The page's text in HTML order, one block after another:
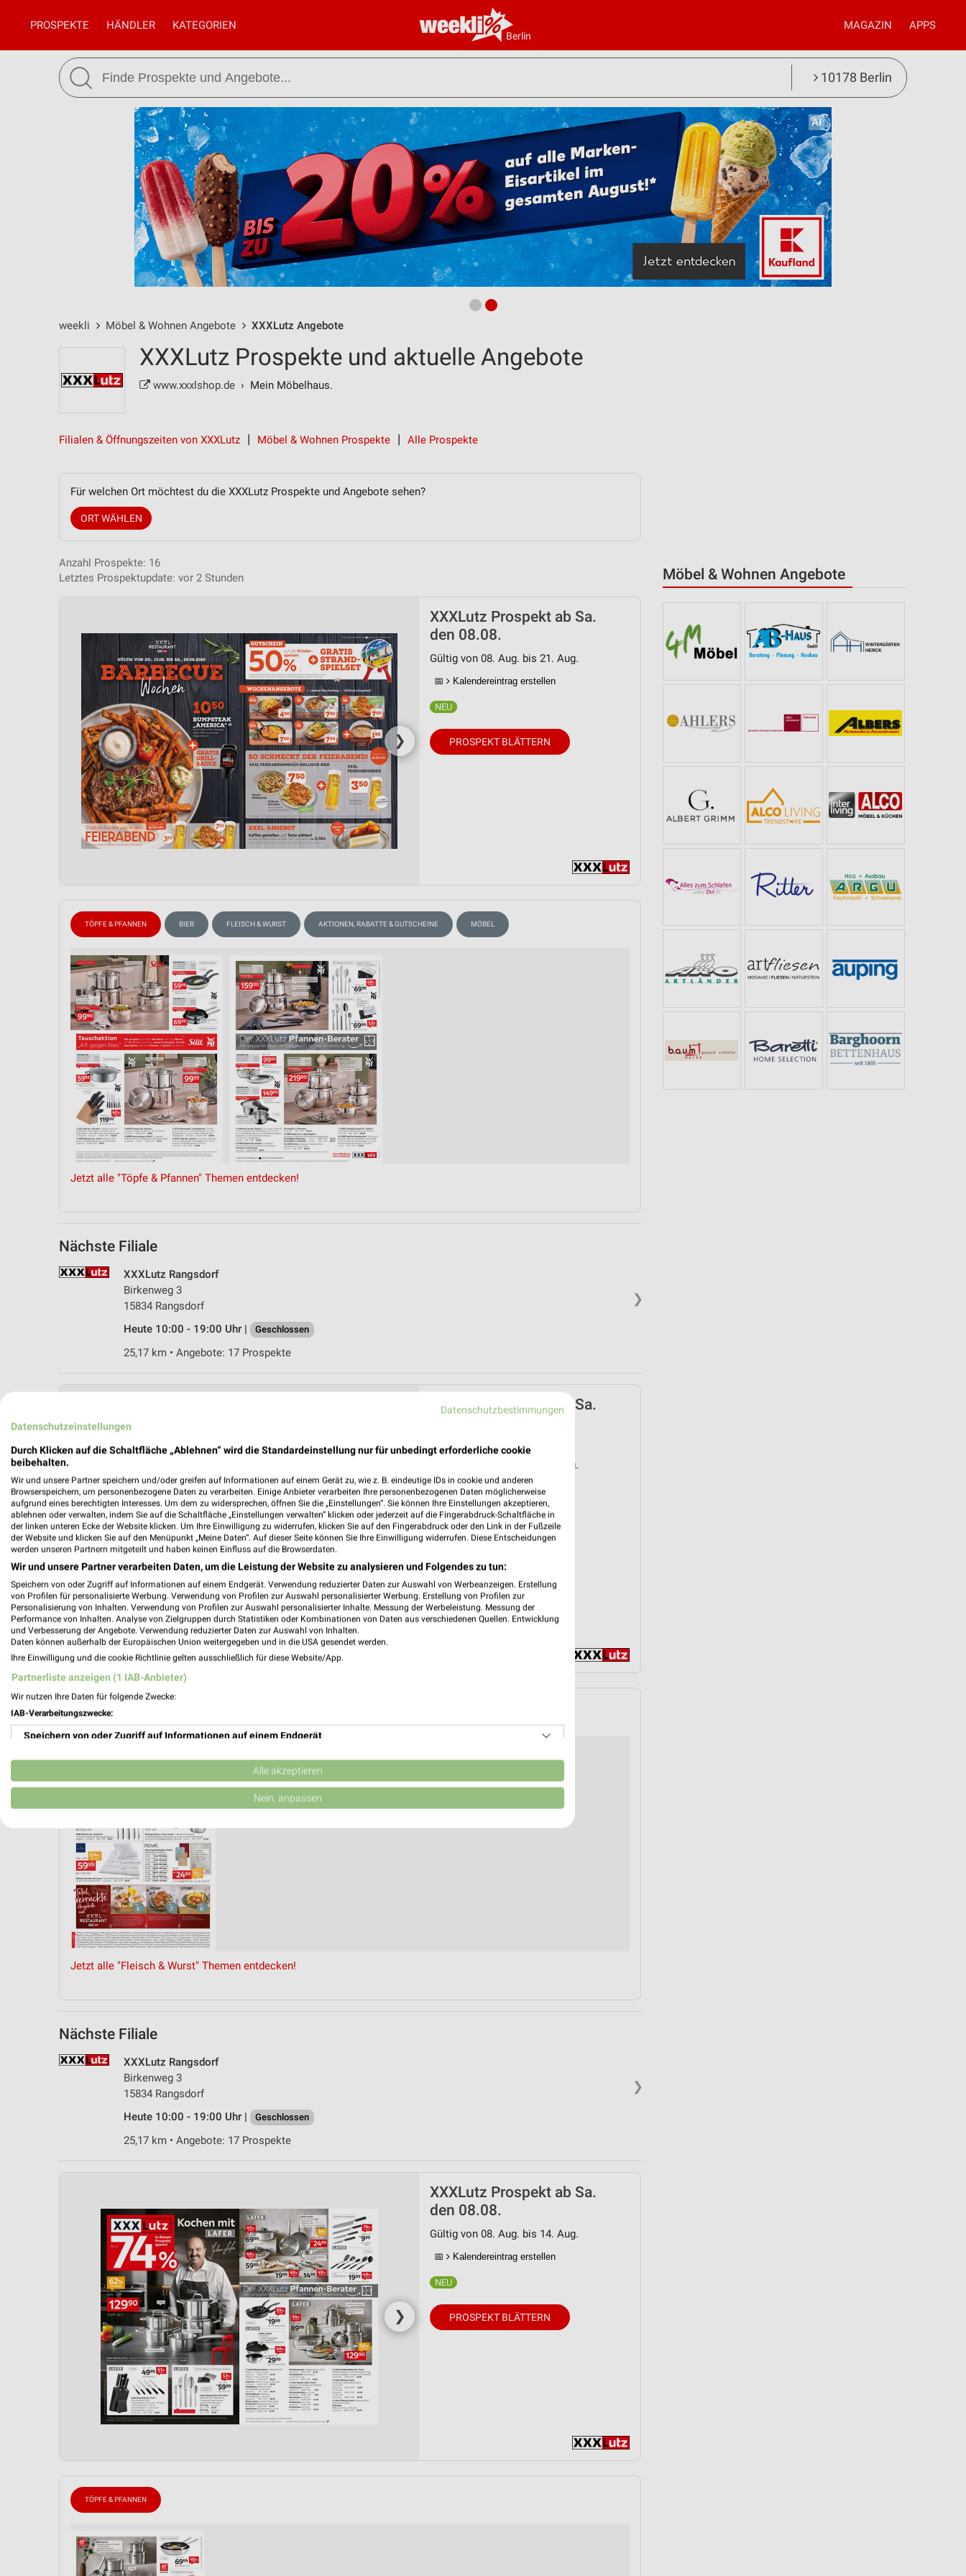
Berlin
PROSPEKTE HÄNDLER KATEGORIEN MAGAZIN APPS
10178 Berlin
weekli Möbel & Wohnen Angebote XXXLutz Angebote
Möbel & Wohnen Angebote
XXXLutz Prospekte und aktuelle Angebote
www.xxxlshop.de › Mein Möbelhaus.
Filialen & Öffnungszeiten von XXXLutz Möbel & Wohnen Prospekte Alle Prospekte
Für welchen Ort möchtest du die XXXLutz Prospekte und Angebote sehen?
ORT WÄHLEN
Anzahl Prospekte: 16
Letztes Prospektupdate: vor 2 Stunden
❯
XXXLutz Prospekt ab Sa.
den 08.08.
Gültig von 08. Aug. bis 21. Aug.
📅 Kalendereintrag erstellen
PROSPEKT BLÄTTERN
TÖPFE & PFANNEN BIER FLEISCH & WURST AKTIONEN, RABATTE & GUTSCHEINE MÖBEL
Jetzt alle "Töpfe & Pfannen" Themen entdecken!
Nächste Filiale
❯
XXXLutz Rangsdorf
Birkenweg 3
15834 Rangsdorf
Heute 10:00 - 19:00 Uhr |
Geschlossen
25,17 km • Angebote: 17 Prospekte
❯
XXXLutz Prospekt ab Sa.
Mega Tage
Gültig von 08. Aug. bis 14. Aug.
📅 Kalendereintrag erstellen
FLEISCH & WURST
Jetzt alle "Fleisch & Wurst" Themen entdecken!
Nächste Filiale
❯
XXXLutz Rangsdorf
Birkenweg 3
15834 Rangsdorf
Heute 10:00 - 19:00 Uhr |
Geschlossen
25,17 km • Angebote: 17 Prospekte
❯
XXXLutz Prospekt ab Sa.
den 08.08.
Gültig von 08. Aug. bis 14. Aug.
📅 Kalendereintrag erstellen
PROSPEKT BLÄTTERN
TÖPFE & PFANNEN
Datenschutzbestimmungen
Datenschutzeinstellungen
Durch Klicken auf die Schaltfläche „Ablehnen“ wird die Standardeinstellung nur für unbedingt erforderliche cookie
beibehalten.
Wir und unsere Partner speichern und/oder greifen auf Informationen auf einem Gerät zu, wie z. B. eindeutige IDs in cookie und anderen
Browserspeichern, um personenbezogene Daten zu verarbeiten. Einige Anbieter verarbeiten Ihre personenbezogenen Daten möglicherweise
aufgrund eines berechtigten Interesses. Um dem zu widersprechen, öffnen Sie die „Einstellungen“. Sie können Ihre Einstellungen akzeptieren,
ablehnen oder verwalten, indem Sie auf die Schaltfläche „Einstellungen verwalten“ klicken oder jederzeit auf die Fingerabdruck-Schaltfläche in
der linken unteren Ecke der Website klicken. Um Ihre Einwilligung zu widerrufen, klicken Sie auf den Fingerabdruck oder den Link in der Fußzeile
der Website und klicken Sie auf den Menüpunkt „Meine Daten“. Auf dieser Seite können Sie Ihre Einwilligung widerrufen. Diese Entscheidungen
werden unseren Partnern mitgeteilt und haben keinen Einfluss auf die Browserdaten.
Wir und unsere Partner verarbeiten Daten, um die Leistung der Website zu analysieren und Folgendes zu tun:
Speichern von oder Zugriff auf Informationen auf einem Endgerät. Verwendung reduzierter Daten zur Auswahl von Werbeanzeigen. Erstellung
von Profilen für personalisierte Werbung. Verwendung von Profilen zur Auswahl personalisierter Werbung. Erstellung von Profilen zur
Personalisierung von Inhalten. Verwendung von Profilen zur Auswahl personalisierter Inhalte. Messung der Werbeleistung. Messung der
Performance von Inhalten. Analyse von Zielgruppen durch Statistiken oder Kombinationen von Daten aus verschiedenen Quellen. Entwicklung
und Verbesserung der Angebote. Verwendung reduzierter Daten zur Auswahl von Inhalten.
Daten können außerhalb der Europäischen Union weitergegeben und in die USA gesendet werden.
Ihre Einwilligung und die cookie Richtlinie gelten ausschließlich für diese Website/App.
Partnerliste anzeigen (1 IAB-Anbieter)
Wir nutzen Ihre Daten für folgende Zwecke:
IAB-Verarbeitungszwecke:
Speichern von oder Zugriff auf Informationen auf einem Endgerät
Verwendung reduzierter Daten zur Auswahl von Werbeanzeigen
Erstellung von Profilen für personalisierte Werbung
Erstellung von Profilen zur Personalisierung von Inhalten
Verwendung von Profilen zur Auswahl personalisierter Inhalte
Messung der Werbeleistung
Messung der Performance von Inhalten
Analyse von Zielgruppen durch Statistiken oder Kombinationen von Daten aus verschiedenen
Verwendung reduzierter Daten zur Auswahl von Inhalten
IAB-Besonderheiten:
Verwendung genauer Standortdaten
Geräte anhand von aktiv angeforderten Informationen identifizieren
Nicht-IAB-Verarbeitungszwecke:
Alle akzeptieren
Nein, anpassen